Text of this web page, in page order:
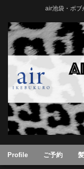
air池袋・ボブ
Profile ご予約